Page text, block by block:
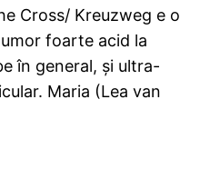
Cross/ Kreuzweg e o
foarte acid la
în general, și ultra-
Maria (Lea van